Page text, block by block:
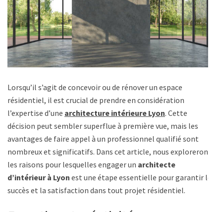
Lorsqu’il s’agit de concevoir ou de rénover un espace
résidentiel, il est crucial de prendre en considération
l’expertise d’une architecture intérieure Lyon. Cette
décision peut sembler superflue à première vue, mais les
avantages de faire appel à un professionnel qualifié sont
nombreux et significatifs. Dans cet article, nous explorerons
les raisons pour lesquelles engager un architecte
d’intérieur à Lyon est une étape essentielle pour garantir le
succès et la satisfaction dans tout projet résidentiel.